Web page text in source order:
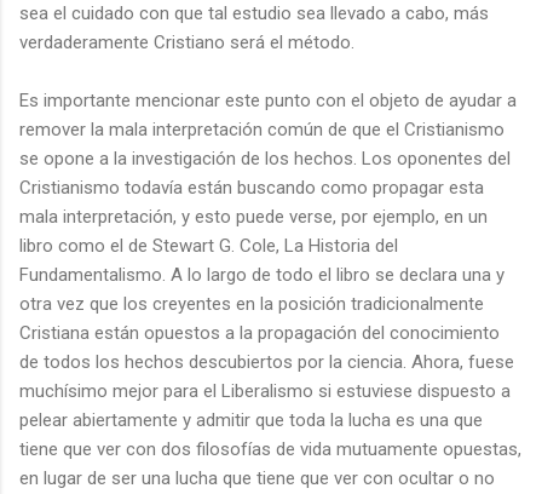
sea el cuidado con que tal estudio sea llevado a cabo, más
verdaderamente Cristiano será el método.
Es importante mencionar este punto con el objeto de ayudar a
remover la mala interpretación común de que el Cristianismo
se opone a la investigación de los hechos. Los oponentes del
Cristianismo todavía están buscando como propagar esta
mala interpretación, y esto puede verse, por ejemplo, en un
libro como el de Stewart G. Cole, La Historia del
Fundamentalismo. A lo largo de todo el libro se declara una y
otra vez que los creyentes en la posición tradicionalmente
Cristiana están opuestos a la propagación del conocimiento
de todos los hechos descubiertos por la ciencia. Ahora, fuese
muchísimo mejor para el Liberalismo si estuviese dispuesto a
pelear abiertamente y admitir que toda la lucha es una que
tiene que ver con dos filosofías de vida mutuamente opuestas,
en lugar de ser una lucha que tiene que ver con ocultar o no